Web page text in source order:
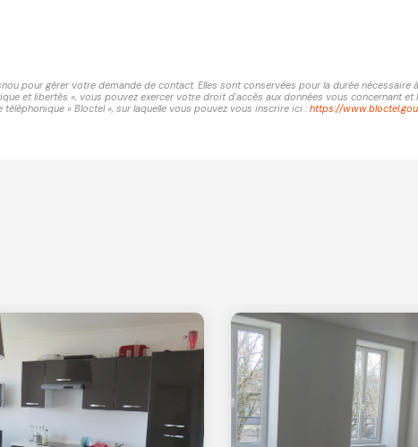
pour gérer votre demande de contact. Elles sont conservées pour la durée nécessaire
et libertés », vous pouvez exercer votre droit d'accès aux données vous concernant et
« Bloctel », sur laquelle vous pouvez vous inscrire ici : https://